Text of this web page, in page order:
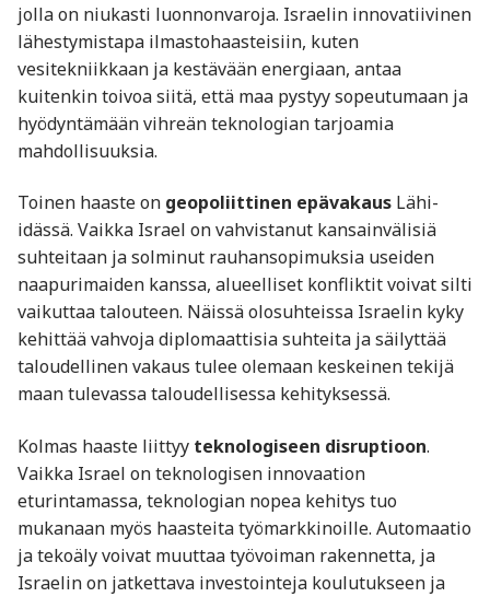
jolla on niukasti luonnonvaroja. Israelin innovatiivinen
lähestymistapa ilmastohaasteisiin, kuten
vesitekniikkaan ja kestävään energiaan, antaa
kuitenkin toivoa siitä, että maa pystyy sopeutumaan ja
hyödyntämään vihreän teknologian tarjoamia
mahdollisuuksia.
Toinen haaste on geopoliittinen epävakaus Lähi-
idässä. Vaikka Israel on vahvistanut kansainvälisiä
suhteitaan ja solminut rauhansopimuksia useiden
naapurimaiden kanssa, alueelliset konfliktit voivat silti
vaikuttaa talouteen. Näissä olosuhteissa Israelin kyky
kehittää vahvoja diplomaattisia suhteita ja säilyttää
taloudellinen vakaus tulee olemaan keskeinen tekijä
maan tulevassa taloudellisessa kehityksessä.
Kolmas haaste liittyy teknologiseen disruptioon.
Vaikka Israel on teknologisen innovaation
eturintamassa, teknologian nopea kehitys tuo
mukanaan myös haasteita työmarkkinoille. Automaatio
ja tekoäly voivat muuttaa työvoiman rakennetta, ja
Israelin on jatkettava investointeja koulutukseen ja